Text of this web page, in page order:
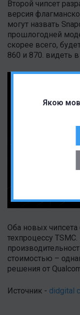
Якою
Второй чипсет
версия
могут назвать
прошлогодней
скорее всего,
860 и 870. видеть
Оба новых чипсета
техпроцессу
стоимостью –
решения от
Источник - didgital